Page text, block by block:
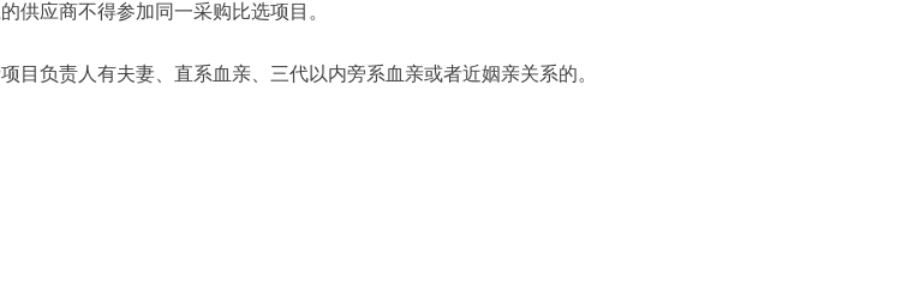
应商不得参加同一采购比选项目。
负责人有夫妻、直系血亲、三代以内旁系血亲或者近姻亲关系的。